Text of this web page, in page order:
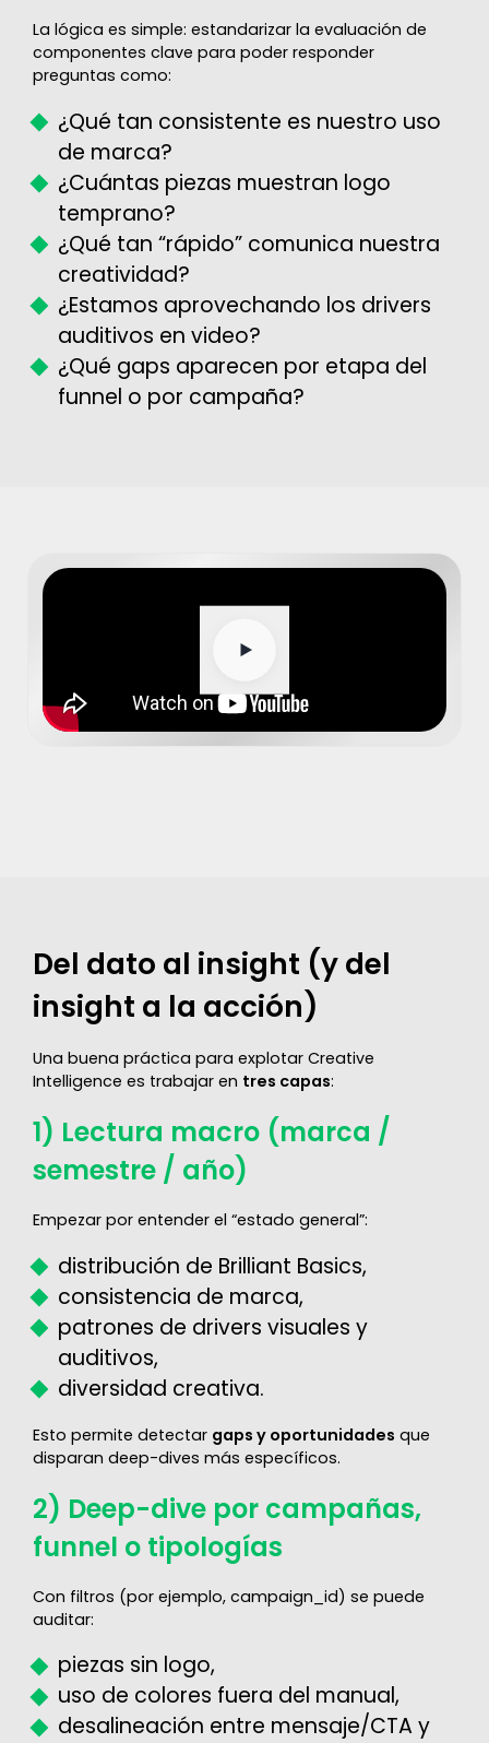
La lógica es simple: estandarizar la evaluación de
componentes clave para poder responder
preguntas como:
¿Qué tan consistente es nuestro uso
de marca?
¿Cuántas piezas muestran logo
temprano?
¿Qué tan “rápido” comunica nuestra
creatividad?
¿Estamos aprovechando los drivers
auditivos en video?
¿Qué gaps aparecen por etapa del
funnel o por campaña?
Del dato al insight (y del
insight a la acción)
Una buena práctica para explotar Creative
Intelligence es trabajar en tres capas:
1) Lectura macro (marca /
semestre / año)
Empezar por entender el “estado general”:
distribución de Brilliant Basics,
consistencia de marca,
patrones de drivers visuales y
auditivos,
diversidad creativa.
Esto permite detectar gaps y oportunidades que
disparan deep-dives más específicos.
2) Deep-dive por campañas,
funnel o tipologías
Con filtros (por ejemplo, campaign_id) se puede
auditar:
piezas sin logo,
uso de colores fuera del manual,
desalineación entre mensaje/CTA y